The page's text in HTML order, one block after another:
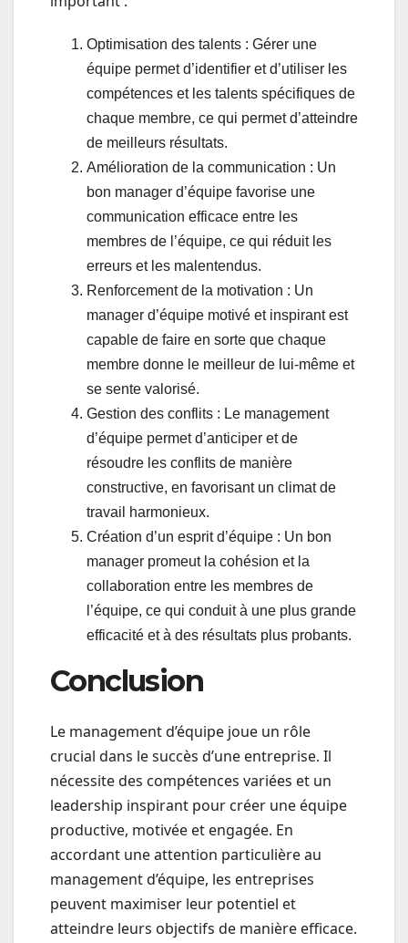
Optimisation des talents : Gérer une
équipe permet d’identifier et d’utiliser les
compétences et les talents spécifiques de
chaque membre, ce qui permet d’atteindre
de meilleurs résultats.
Amélioration de la communication : Un
bon manager d’équipe favorise une
communication efficace entre les
membres de l’équipe, ce qui réduit les
erreurs et les malentendus.
Renforcement de la motivation : Un
manager d’équipe motivé et inspirant est
capable de faire en sorte que chaque
membre donne le meilleur de lui-même et
se sente valorisé.
Gestion des conflits : Le management
d’équipe permet d’anticiper et de
résoudre les conflits de manière
constructive, en favorisant un climat de
travail harmonieux.
Création d’un esprit d’équipe : Un bon
manager promeut la cohésion et la
collaboration entre les membres de
l’équipe, ce qui conduit à une plus grande
efficacité et à des résultats plus probants.
Conclusion
Le management d’équipe joue un rôle
crucial dans le succès d’une entreprise. Il
nécessite des compétences variées et un
leadership inspirant pour créer une équipe
productive, motivée et engagée. En
accordant une attention particulière au
management d’équipe, les entreprises
peuvent maximiser leur potentiel et
atteindre leurs objectifs de manière efficace.